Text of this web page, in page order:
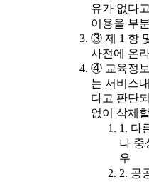
유가 없다
이용을 부
③ 제 1 항
사전에 온
④ 교육정
는 서비스
다고 판단
없이 삭제
1. 다
나 중
우
2. 공